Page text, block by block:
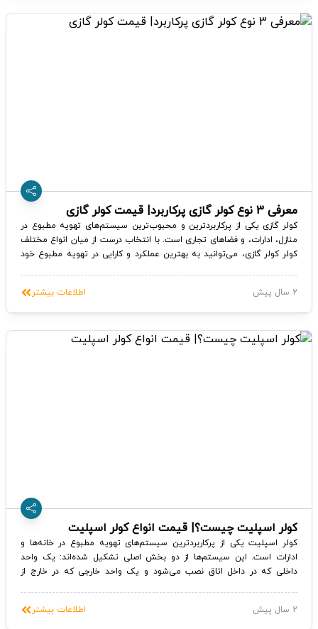
معرفی 3 نوع کولر گازی پرکاربرد| قیمت کولر گازی
کولر گازی یکی از پرکاربردترین و محبوب‌ترین سیستم‌های تهویه مطبوع در
منازل، ادارات، و فضاهای تجاری است. با انتخاب درست از میان انواع مختلف
کولر کولر گازی، می‌توانید به بهترین عملکرد و کارایی در تهویه مطبوع خود
باشید.2 سال پیش اطلاعات بیشتر
کولر اسپلیت چیست؟| قیمت انواع کولر اسپلیت
کولر اسپلیت یکی از پرکاربردترین سیستم‌های تهویه مطبوع در خانه‌ها و
ادارات است. این سیستم‌ها از دو بخش اصلی تشکیل شده‌اند: یک واحد
داخلی که در داخل اتاق نصب می‌شود و یک واحد خارجی که در خارج از
2 سال پیش
اطلاعات بیشتر